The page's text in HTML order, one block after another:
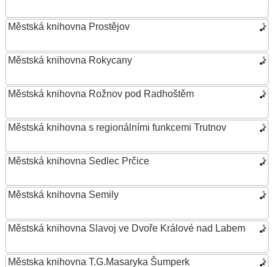
Městská knihovna Prostějov
Městská knihovna Rokycany
Městská knihovna Rožnov pod Radhoštěm
Městská knihovna s regionálními funkcemi Trutnov
Městská knihovna Sedlec Prčice
Městská knihovna Semily
Městská knihovna Slavoj ve Dvoře Králové nad Labem
Městska knihovna T.G.Masaryka Šumperk